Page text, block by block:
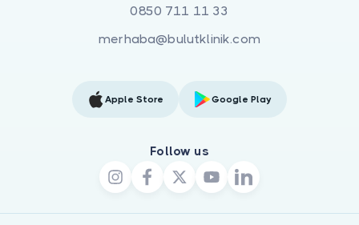
0850 711 11 33
merhaba@bulutklinik.com
Apple Store Google Play
Follow us